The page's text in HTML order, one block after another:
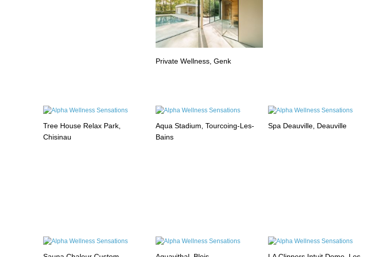
Private Wellness, Genk
Tree House Relax Park,
Chisinau
Aqua Stadium, Tourcoing-Les-
Bains
Spa Deauville, Deauville